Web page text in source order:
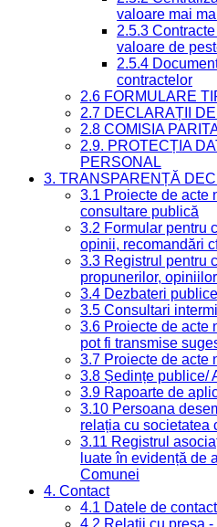
valoare mai
2.5.3
valoare de
2.5.4
contractelor
2.6 FORMULARE
2.7 DECLARAȚII
2.8 COMISIA
2.9. PROTECȚIA
PERSONAL
3. TRANSPARENȚĂ
3.1 Proiecte de acte
consultare publică
3.2 Formular pentru
opinii, recomandări
3.3 Registrul pentru
propunerilor,
3.4 Dezbateri publice
3.5 Consultari
3.6 Proiecte de acte
pot fi transmise
3.7 Proiecte de acte
3.8 Ședințe publice/
3.9 Rapoarte de
3.10 Persoana
relația cu societatea
3.11 Registrul
luate în evidență de
Comunei
4. Contact
4.1 Datele de
4.2 Relații cu presa